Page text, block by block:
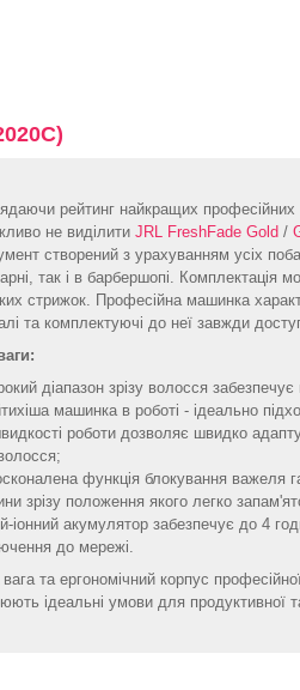
рейтинг найкращих
не виділити JRL FreshFade Gold /
створений з урахуванням усіх
так і в барбершопі. Комплектація
стрижок. Професійна машинка
та комплектуючі до неї завжди
діапазон зрізу волосся
машинка в роботі - ідеально
роботи дозволяє швидко
функція блокування важеля
зрізу положення якого легко
іонний акумулятор забезпечує до 4
до мережі.
та ергономічний корпус
ідеальні умови для продуктивної